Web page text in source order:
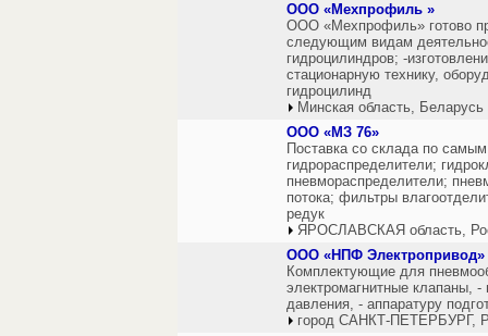
ООО «Мехпрофиль »
ООО «Мехпрофиль» готово
следующим видам
гидроцилиндров; -
стационарную технику,
гидроцилинд
Минская область, Беларусь
ООО «МЗ 76»
Поставка со склада по
гидрораспределители;
пневмораспределители;
потока; фильтры
редук
ЯРОСЛАВСКАЯ область,
ООО «НПФ Электропривод»
Комплектующие для
электромагнитные клапаны,
давления, - аппаратуру
город САНКТ-ПЕТЕРБУРГ,